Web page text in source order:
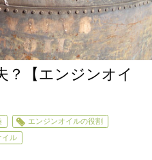
？【エンジンオイ
エンジンオイルの役割
イル